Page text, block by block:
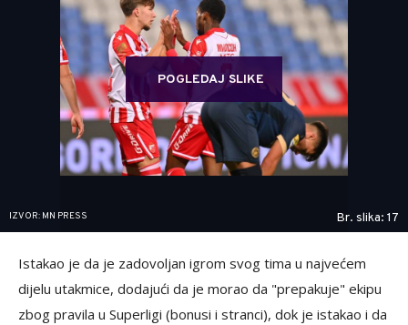
POGLEDAJ SLIKE
IZVOR: MN PRESS Br. slika: 17
Istakao je da je zadovoljan igrom svog tima u najvećem
dijelu utakmice, dodajući da je morao da "prepakuje" ekipu
zbog pravila u Superligi (bonusi i stranci), dok je istakao i da